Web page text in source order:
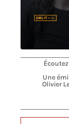
Écoutez
Une
Olivier